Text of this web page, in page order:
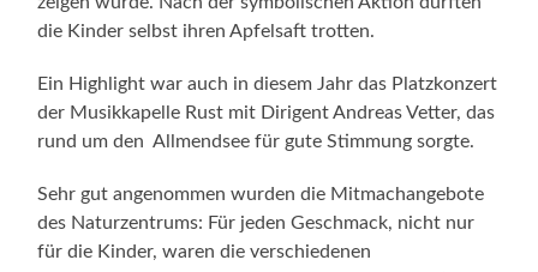
die Kinder selbst ihren Apfelsaft trotten.
Ein Highlight war auch in diesem Jahr das Platzkonzert
der Musikkapelle Rust mit Dirigent Andreas Vetter, das
rund um den Allmendsee für gute Stimmung sorgte.
Sehr gut angenommen wurden die Mitmachangebote
des Naturzentrums: Für jeden Geschmack, nicht nur
für die Kinder, waren die verschiedenen